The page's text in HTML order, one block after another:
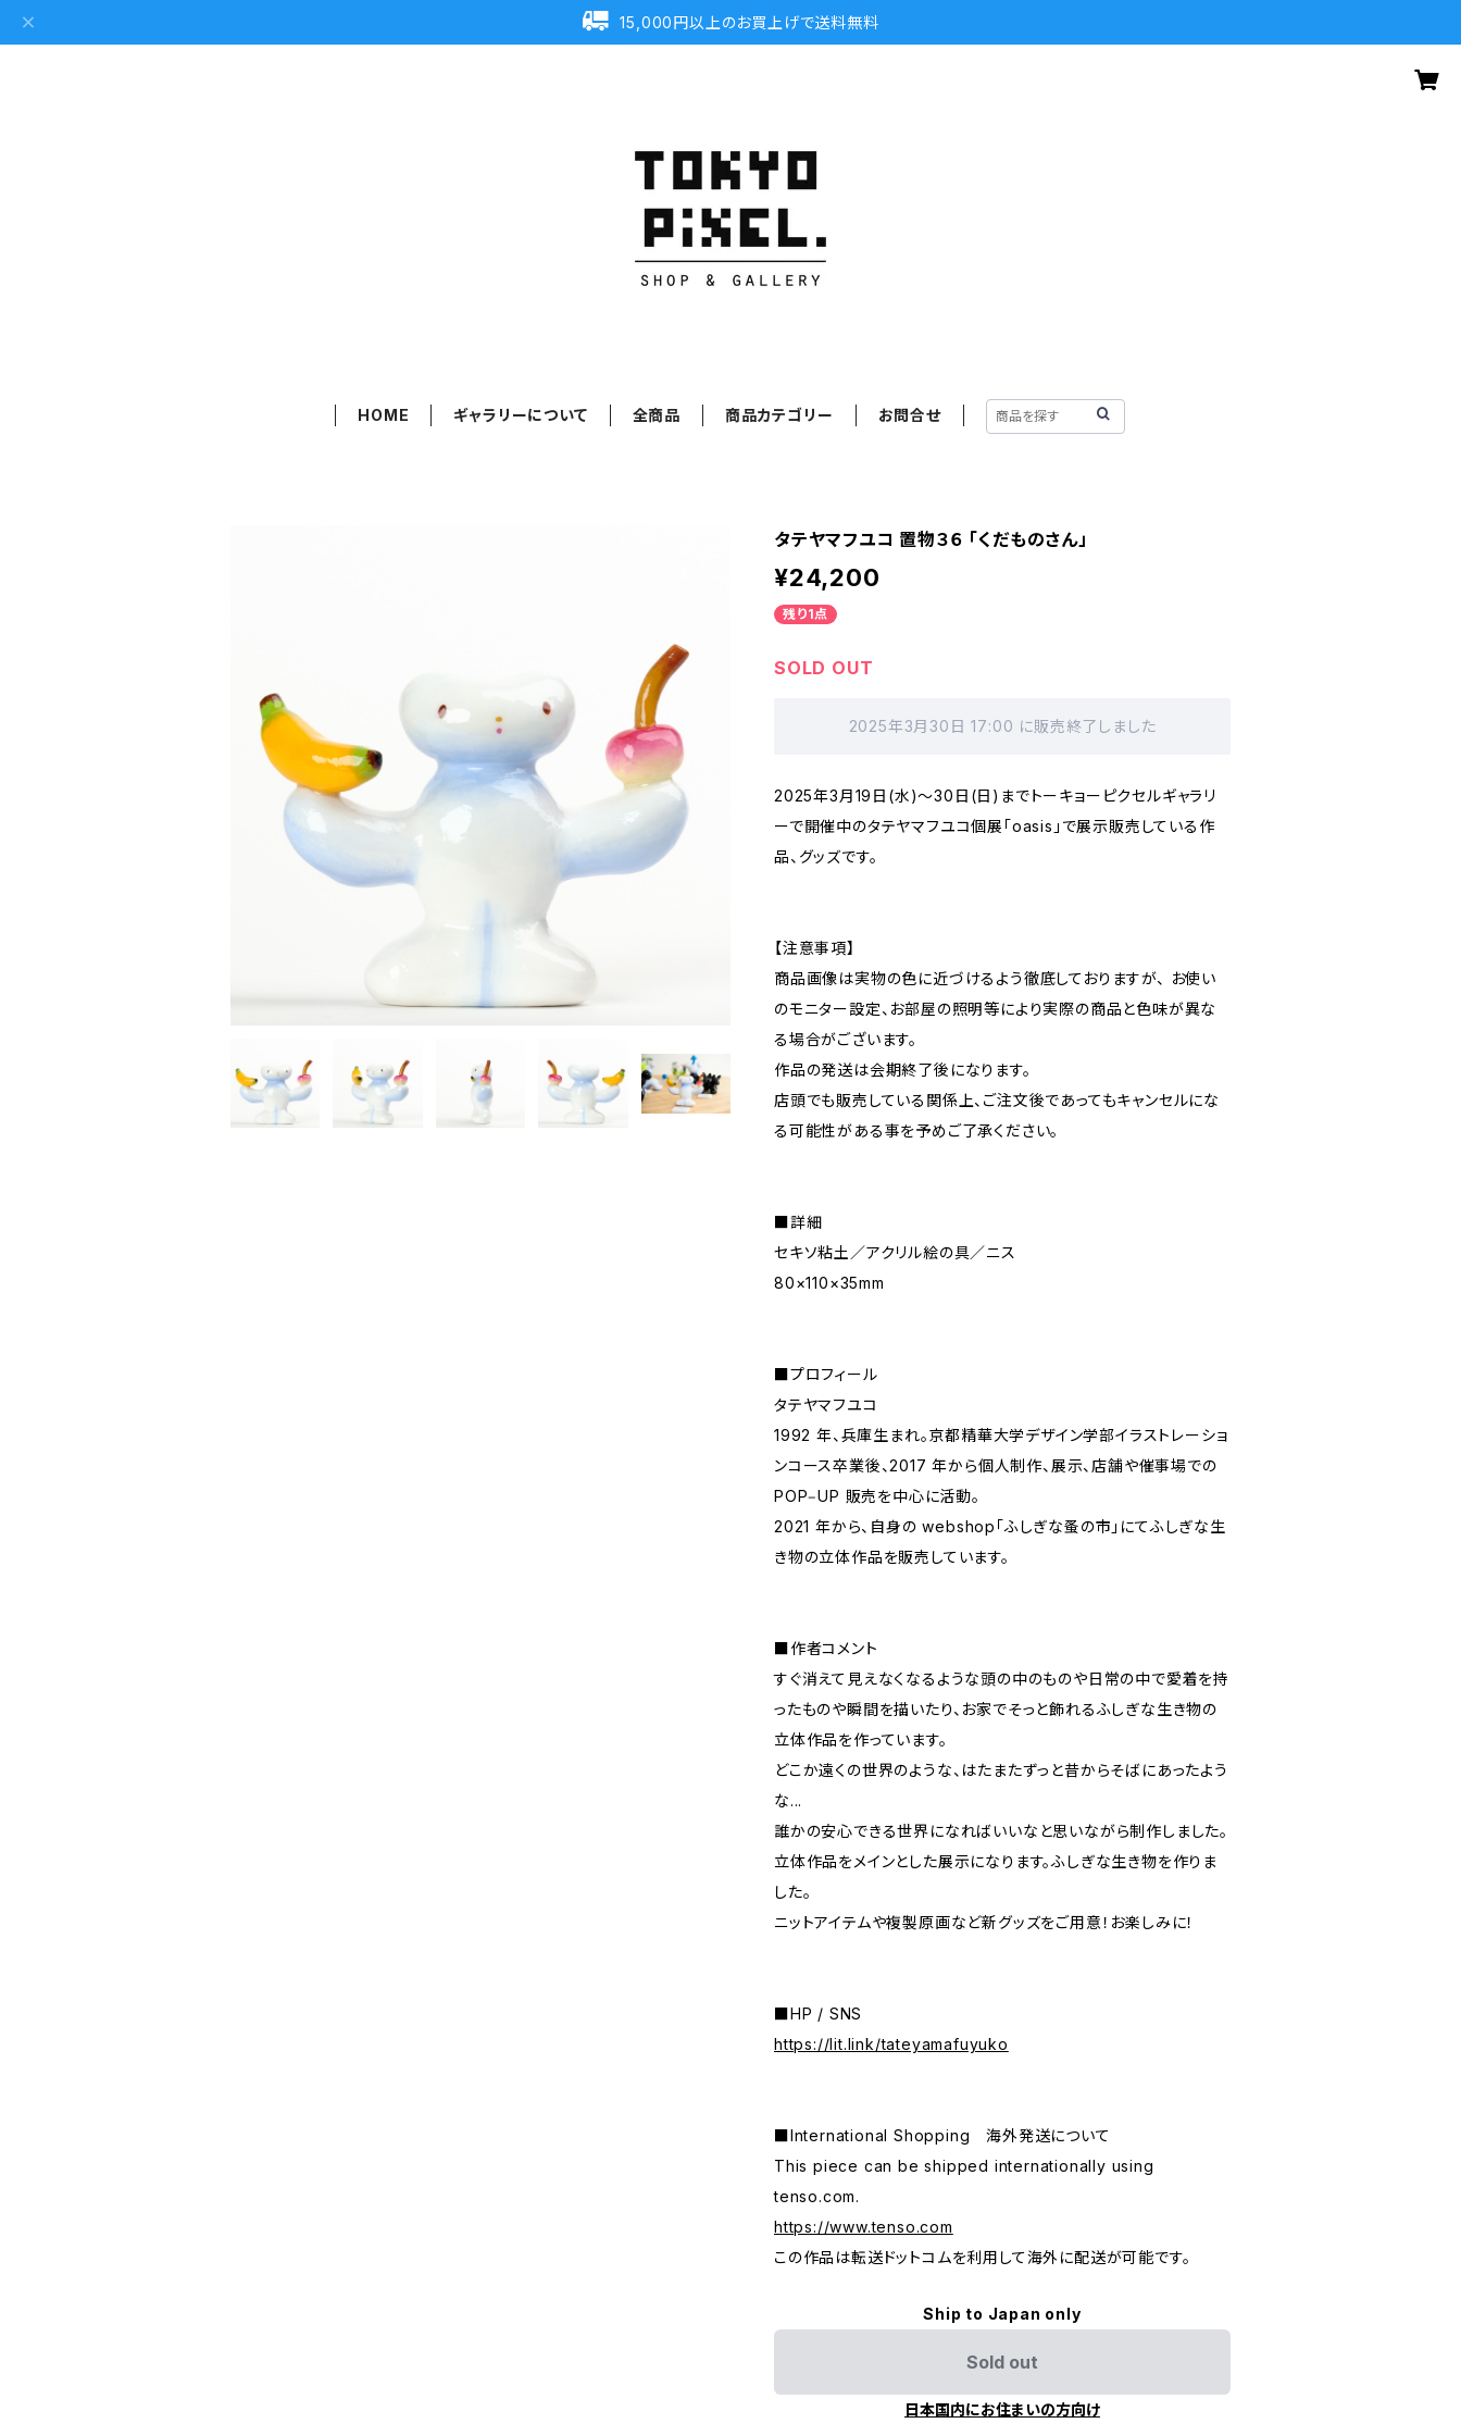
15,000円以上のお買上げで送料無料
HOME ギャラリーについて 全商品 商品カテゴリー お問合せ
タテヤマフユコ 置物３６ 「くだものさん」
¥24,200
残り1点
SOLD OUT
2025年3月30日 17:00 に販売終了しました
2025年3月19日(水)〜30日(日)までトーキョーピクセルギャラリ
ーで開催中のタテヤマフユコ個展「oasis」で展示販売している作
品、グッズです。
【注意事項】
商品画像は実物の色に近づけるよう徹底しておりますが、 お使い
のモニター設定、お部屋の照明等により実際の商品と色味が異な
る場合がございます。
作品の発送は会期終了後になります。
店頭でも販売している関係上、ご注文後であってもキャンセルにな
る可能性がある事を予めご了承ください。
■詳細
セキソ粘土／アクリル絵の具／ニス
80×110×35mm
■プロフィール
タテヤマフユコ
1992 年、兵庫生まれ。京都精華大学デザイン学部イラストレーショ
ンコース卒業後、2017 年から個人制作、展示、店舗や催事場での
POP‒UP 販売を中心に活動。
2021 年から、自身の webshop「ふしぎな蚤の市」にてふしぎな生
き物の立体作品を販売しています。
■作者コメント
すぐ消えて見えなくなるような頭の中のものや日常の中で愛着を持
ったものや瞬間を描いたり、お家でそっと飾れるふしぎな生き物の
立体作品を作っています。
どこか遠くの世界のような、はたまたずっと昔からそばにあったよう
な...
誰かの安心できる世界になればいいなと思いながら制作しました。
立体作品をメインとした展示になります。ふしぎな生き物を作りま
した。
ニットアイテムや複製原画など新グッズをご用意！お楽しみに！
■HP / SNS
https://lit.link/tateyamafuyuko
■International Shopping 海外発送について
This piece can be shipped internationally using
tenso.com.
https://www.tenso.com
この作品は転送ドットコムを利用して海外に配送が可能です。
Ship to Japan only
Sold out
日本国内にお住まいの方向け